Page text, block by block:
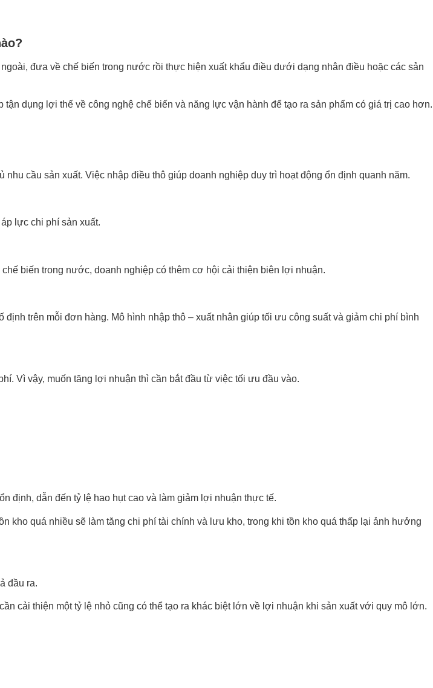
đưa về chế biến trong nước rồi thực hiện xuất khẩu điều dưới dạng nhân điều hoặc các sản
dụng lợi thế về công nghệ chế biến và năng lực vận hành để tạo ra sản phẩm có giá trị cao hơn.
cầu sản xuất. Việc nhập điều thô giúp doanh nghiệp duy trì hoạt động ổn định quanh năm.
lực chi phí sản xuất.
biến trong nước, doanh nghiệp có thêm cơ hội cải thiện biên lợi nhuận.
trên mỗi đơn hàng. Mô hình nhập thô – xuất nhân giúp tối ưu công suất và giảm chi phí bình
Vì vậy, muốn tăng lợi nhuận thì cần bắt đầu từ việc tối ưu đầu vào.
định, dẫn đến tỷ lệ hao hụt cao và làm giảm lợi nhuận thực tế.
kho quá nhiều sẽ làm tăng chi phí tài chính và lưu kho, trong khi tồn kho quá thấp lại ảnh hưởng
đầu ra.
cải thiện một tỷ lệ nhỏ cũng có thể tạo ra khác biệt lớn về lợi nhuận khi sản xuất với quy mô lớn.